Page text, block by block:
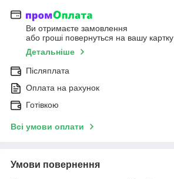
Ви отримаєте замовлення
або гроші повернуться на вашу картку
Детальніше
Післяплата
Оплата на рахунок
Готівкою
Всі умови оплати
Умови повернення